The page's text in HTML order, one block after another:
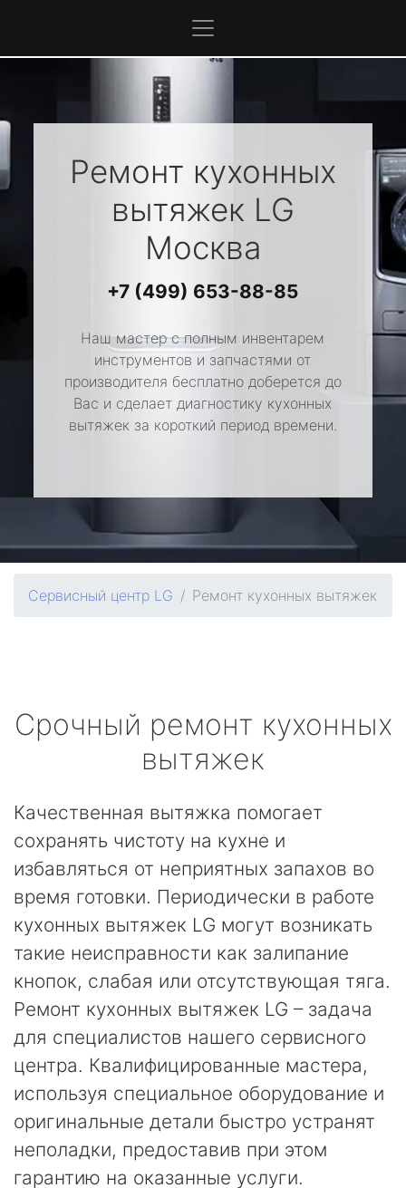
Ремонт кухонных
вытяжек LG
Москва
+7 (499) 653-88-85
Наш мастер с полным инвентарем
инструментов и запчастями от
производителя бесплатно доберется до
Вас и сделает диагностику кухонных
вытяжек за короткий период времени.
Сервисный центр LG Ремонт кухонных вытяжек
Срочный ремонт кухонных
вытяжек
Качественная вытяжка помогает
сохранять чистоту на кухне и
избавляться от неприятных запахов во
время готовки. Периодически в работе
кухонных вытяжек LG могут возникать
такие неисправности как залипание
кнопок, слабая или отсутствующая тяга.
Ремонт кухонных вытяжек LG – задача
для специалистов нашего сервисного
центра. Квалифицированные мастера,
используя специальное оборудование и
оригинальные детали быстро устранят
неполадки, предоставив при этом
гарантию на оказанные услуги.